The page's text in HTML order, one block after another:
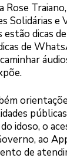
Rose
Solidárias e
dicas
de
idoso, o
ao
de